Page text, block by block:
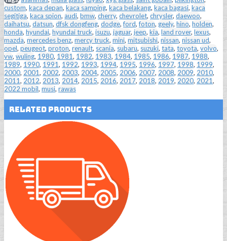
custom, kaca depan, kaca samping, kaca belakang, kaca bagasi, kaca
segitiga, kaca spion, audi, bmw, cherry, chevrolet, chrysler, daewoo,
daihatsu, datsun, dfsk dongfeng, dodge,ford,foton, geely, hino, holden,
honda, hyundai, hyundai truck, isuzu, jaguar, jeep, kia, land rover, lexus,
mazda, mercedes benz, mercy truck, mini, mitsubishi, nissan, nissan ud,
opel, peugeot, proton, renault, scania, subaru, suzuki, tata, toyota, volvo,
vw, wuling, 1980, 1981, 1982, 1983, 1984, 1985, 1986, 1987, 1988,
1989, 1990, 1991, 1992, 1993, 1994, 1995, 1996, 1997, 1998, 1999,
2000, 2001, 2002, 2003, 2004, 2005, 2006, 2007, 2008, 2009, 2010,
2011, 2012, 2013, 2014, 2015, 2016, 2017, 2018, 2019, 2020, 2021,
2022 mobil, musi, rawas
Related Products